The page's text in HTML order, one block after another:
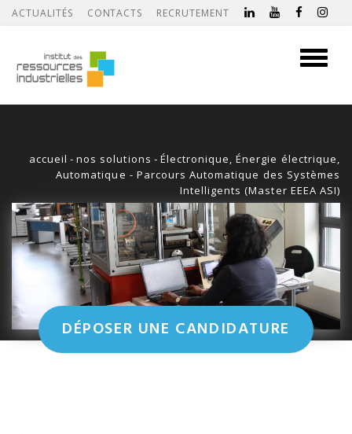
ACTUALITÉS CONTACTS RECRUTEMENT
Toggle
accueil -nos solutions - Électronique, Énergie électrique,
Automatique - Parcours Automatique des Systèmes
Intelligents (Master EEEA ASI)
DÉPOSER UNE CANDIDATURE